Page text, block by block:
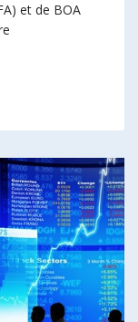
et de BOA